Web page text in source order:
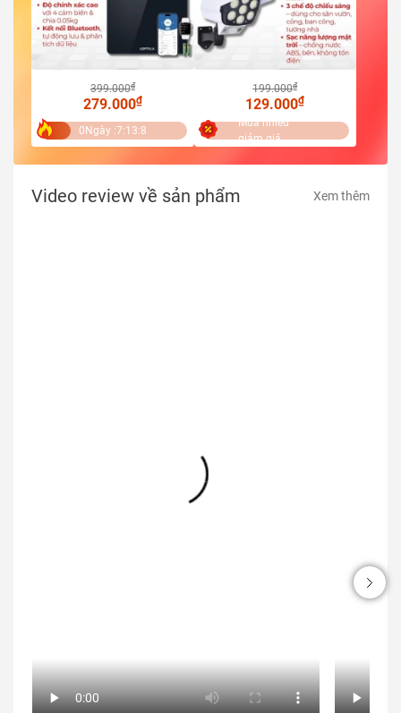
399.000₫
279.000₫
0 Ngày :7:13:6
199.000₫
129.000₫
Mua nhiều
giảm giá
Video review về sản phẩm Xem thêm